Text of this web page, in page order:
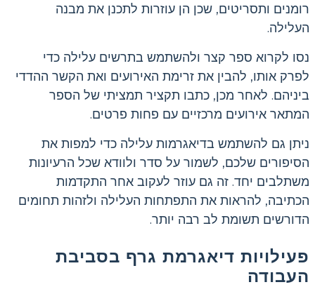
רומנים ותסריטים, שכן הן עוזרות לתכנן את מבנה
העלילה.
נסו לקרוא ספר קצר ולהשתמש בתרשים עלילה כדי
לפרק אותו, להבין את זרימת האירועים ואת הקשר ההדדי
ביניהם. לאחר מכן, כתבו תקציר תמציתי של הספר
המתאר אירועים מרכזיים עם פחות פרטים.
ניתן גם להשתמש בדיאגרמות עלילה כדי למפות את
הסיפורים שלכם, לשמור על סדר ולוודא שכל הרעיונות
משתלבים יחד. זה גם עוזר לעקוב אחר התקדמות
הכתיבה, להראות את התפתחות העלילה ולזהות תחומים
הדורשים תשומת לב רבה יותר.
פעילויות דיאגרמת גרף בסביבת
העבודה